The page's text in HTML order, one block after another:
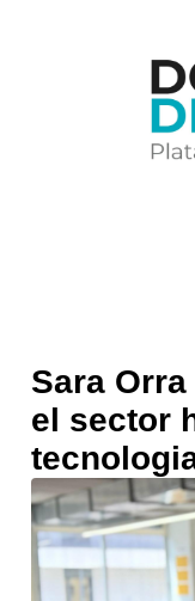
Sara
el sector